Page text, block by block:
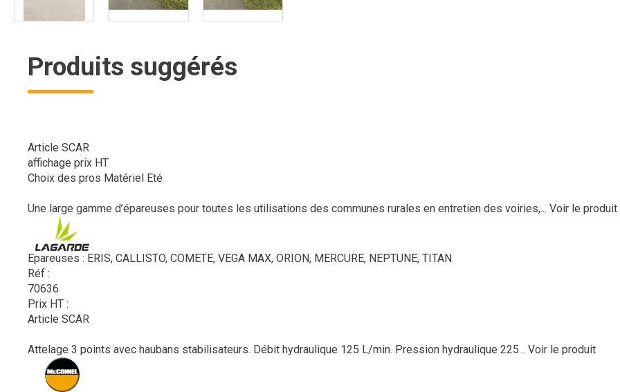
Produits suggérés
Article SCAR
affichage prix HT
Choix des pros Matériel Eté
Une large gamme d’épareuses pour toutes les utilisations des communes rurales en entretien des voiries,... Voir le produit
Epareuses : ERIS, CALLISTO, COMETE, VEGA MAX, ORION, MERCURE, NEPTUNE, TITAN
Réf :
70636
Prix HT :
Article SCAR
Attelage 3 points avec haubans stabilisateurs. Débit hydraulique 125 L/min. Pression hydraulique 225... Voir le produit